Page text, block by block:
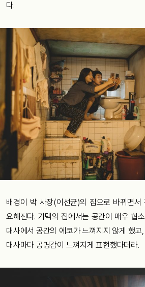
다.
배경이 박 사장(이선균)의 집으로 바뀌면서
요해진다. 기택의 집에서는 공간이 매우 협
대사에서 공간의 에코가 느껴지지 않게 했고,
대사마다 공명감이 느껴지게 표현했다더라.